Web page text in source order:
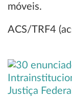
móveis.
ACS/TRF4